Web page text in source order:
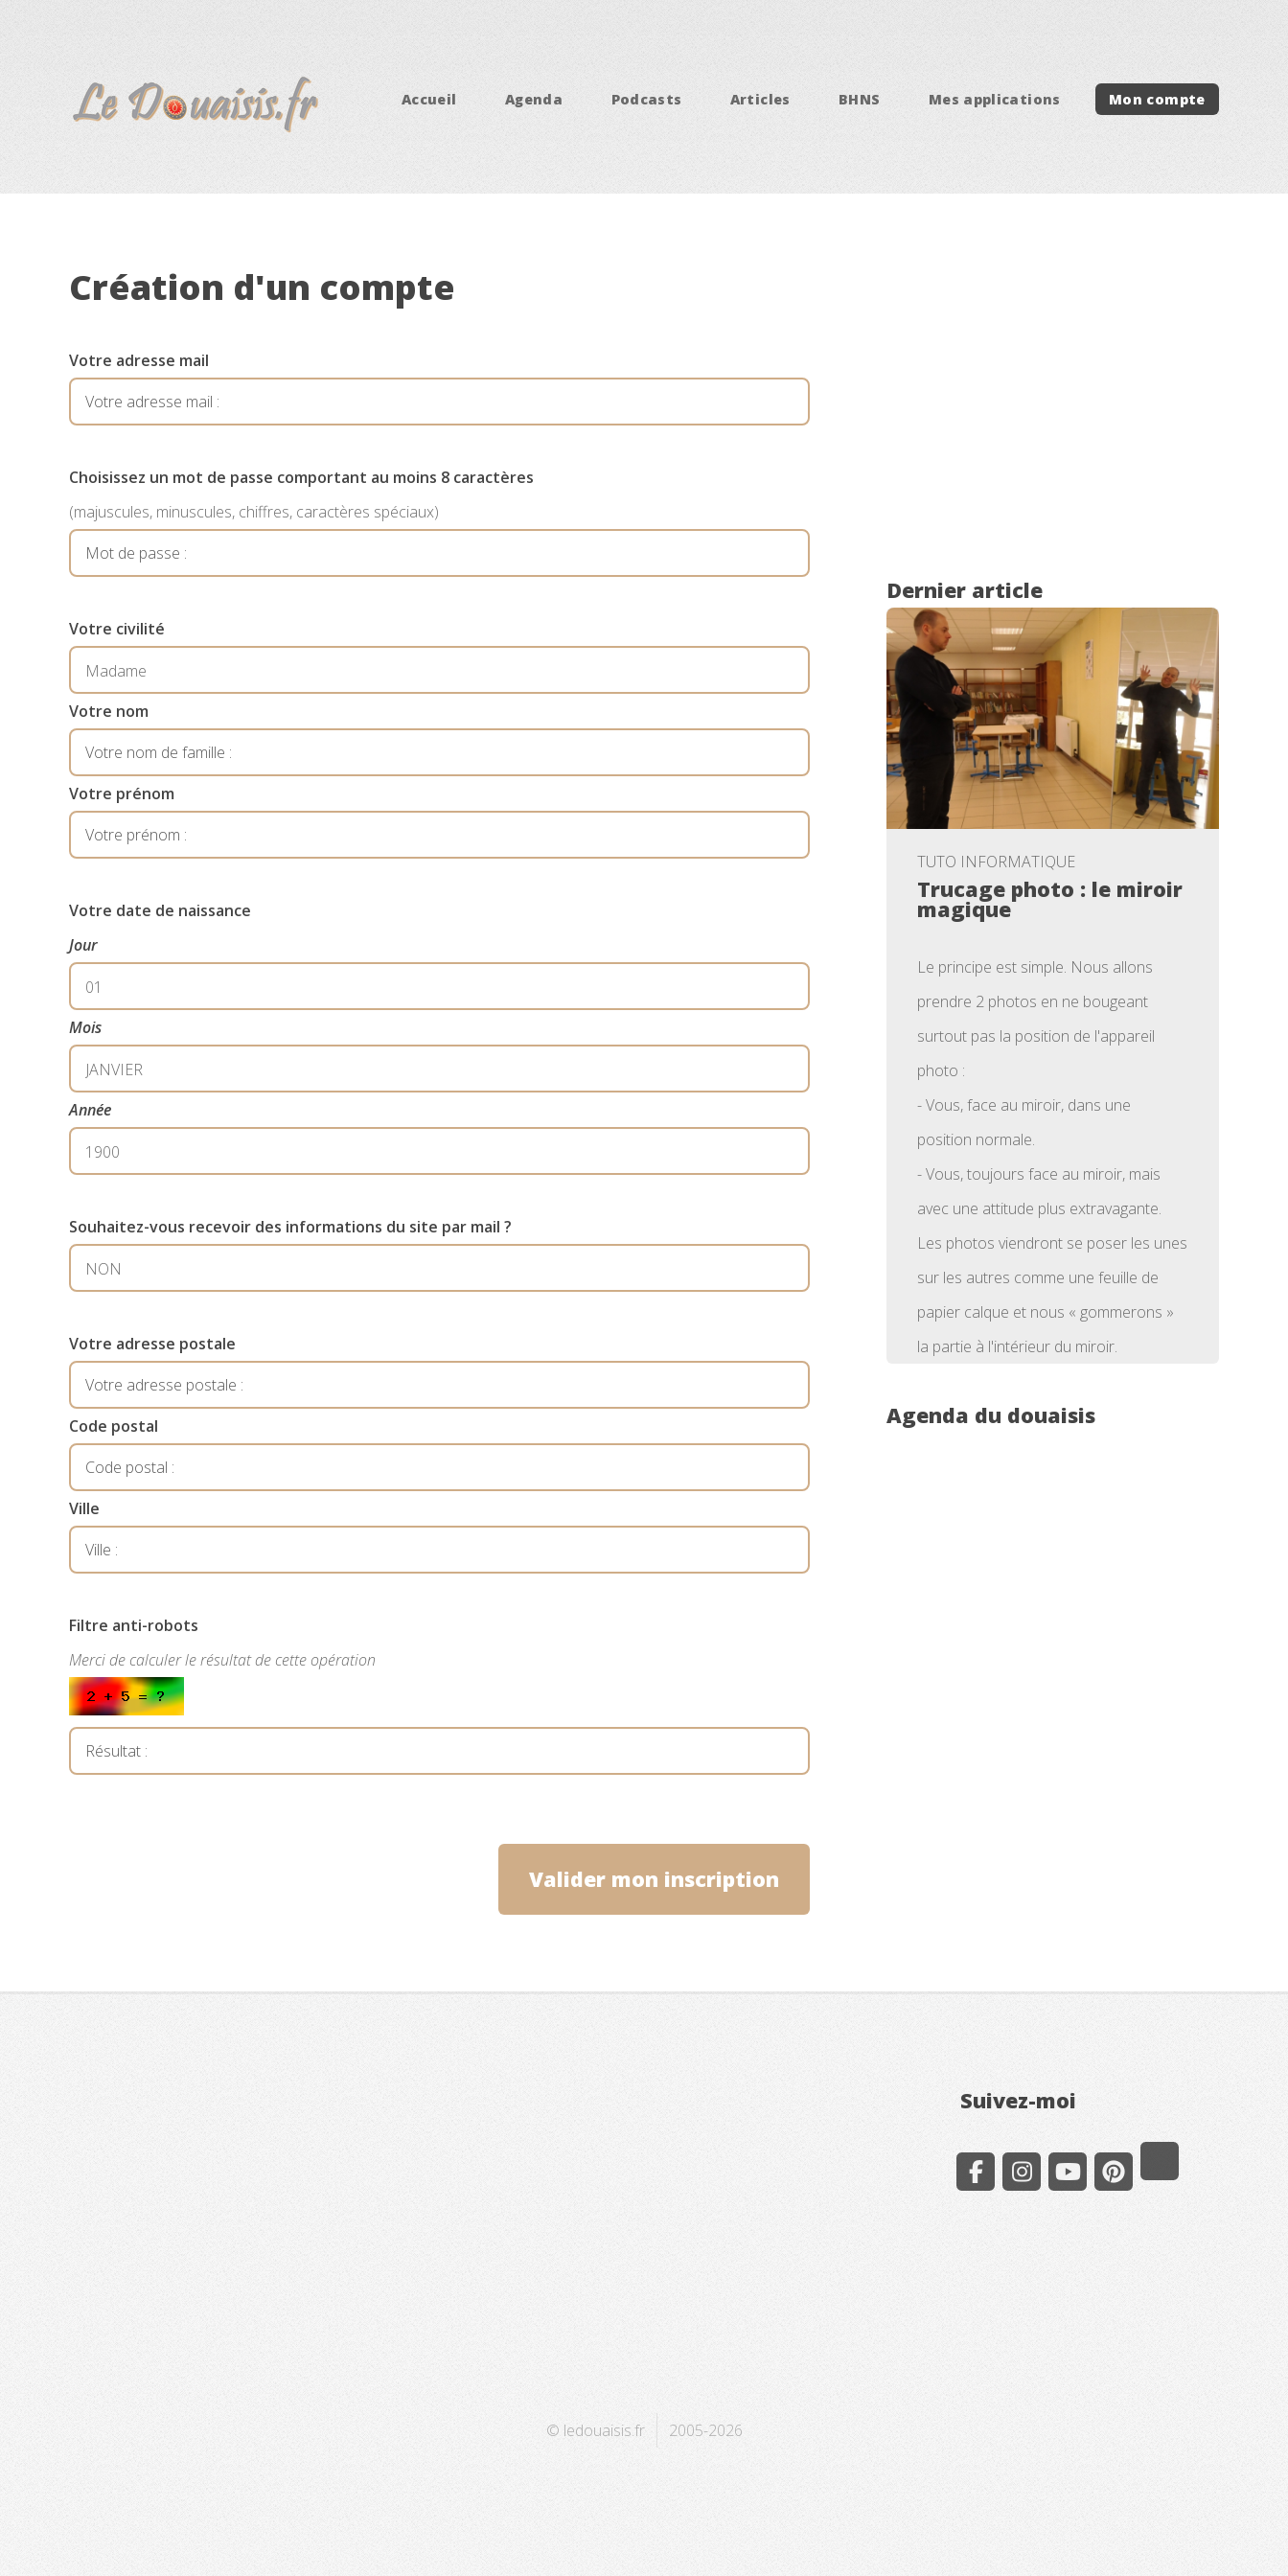
Accueil Agenda Podcasts Articles BHNS Mes applications Mon compte
Création d'un compte
Votre adresse mail
Choisissez un mot de passe comportant au moins 8 caractères
(majuscules, minuscules, chiffres, caractères spéciaux)
Votre civilité
Votre nom
Votre prénom
Votre date de naissance
Jour
Mois
Année
Souhaitez-vous recevoir des informations du site par mail ?
Votre adresse postale
Code postal
Ville
Filtre anti-robots
Merci de calculer le résultat de cette opération
Dernier article
TUTO INFORMATIQUE
Trucage photo : le miroir
magique
Le principe est simple. Nous allons
prendre 2 photos en ne bougeant
surtout pas la position de l'appareil
photo :
- Vous, face au miroir, dans une
position normale.
- Vous, toujours face au miroir, mais
avec une attitude plus extravagante.
Les photos viendront se poser les unes
sur les autres comme une feuille de
papier calque et nous « gommerons »
la partie à l'intérieur du miroir.
Agenda du douaisis
Suivez-moi
© ledouaisis.fr 2005-2026